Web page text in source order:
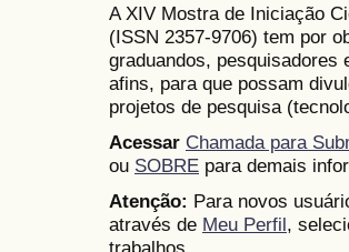
A XIV Mostra de Iniciação
(ISSN 2357-9706) tem por
graduandos, pesquisadores
afins, para que possam
projetos de pesquisa
Acessar Chamada para
ou SOBRE para demais
Atenção: Para novos
através de Meu Perfil,
trabalhos.